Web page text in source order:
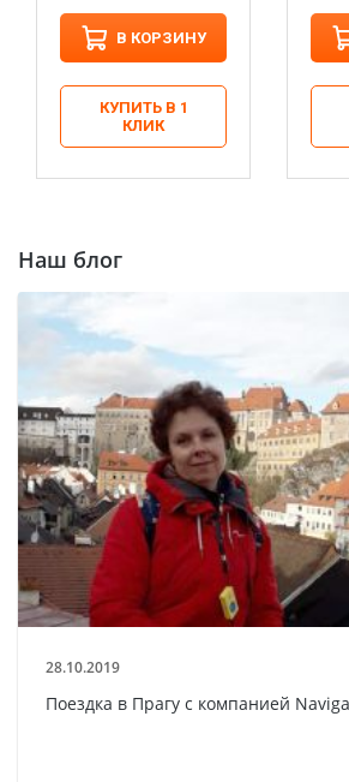
В КОРЗИНУ
КУПИТЬ В 1
КЛИК
Наш блог
28.10.2019
Поездка в Прагу с компанией